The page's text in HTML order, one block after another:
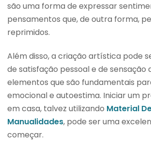
são uma forma de expressar
pensamentos que, de outra forma,
reprimidos.
Além disso, a criação artística pode
de satisfação pessoal e de sensação
elementos que são fundamentais
emocional e autoestima. Iniciar um
em casa, talvez utilizando Material
Manualidades, pode ser uma
começar.